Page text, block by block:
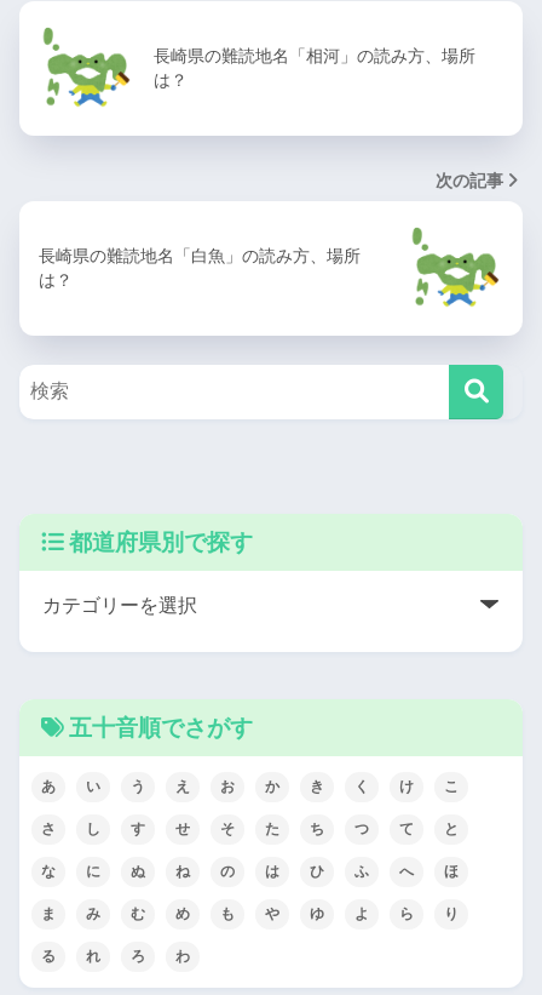
長崎県の難読地名「相河」の読み方、場所
は？
次の記事
長崎県の難読地名「白魚」の読み方、場所
は？
都道府県別で探す
五十音順でさがす
あ い う え お か き く け こ
さ し す せ そ た ち つ て と
な に ぬ ね の は ひ ふ へ ほ
ま み む め も や ゆ よ ら り
る れ ろ わ